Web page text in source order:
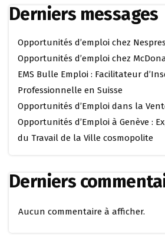
Derniers messages
Opportunités d’emploi chez
Opportunités d’emploi chez
EMS Bulle Emploi : Facilitateur
Professionnelle en Suisse
Opportunités d’Emploi dans la
Opportunités d’Emploi à Genève :
du Travail de la Ville cosmopolite
Derniers
Aucun commentaire à afficher.